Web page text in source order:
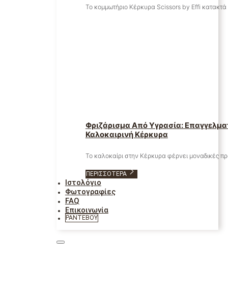
Το κομμωτήριο Κέρκυρα Scissors by Effi
Φριζάρισμα Από Υγρασία:
Καλοκαιρινή Κέρκυρα
Το καλοκαίρι στην Κέρκυρα φέρνει μοναδικές
ΠΕΡΙΣΣΌΤΕΡΑ
Ιστολόγιο
Φωτογραφίες
FAQ
Επικοινωνία
ΡΑΝΤΕΒΟΎ